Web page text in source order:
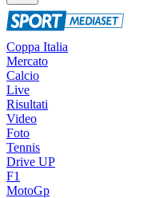
Coppa Italia
Mercato
Calcio
Live
Risultati
Video
Foto
Tennis
Drive UP
F1
MotoGp